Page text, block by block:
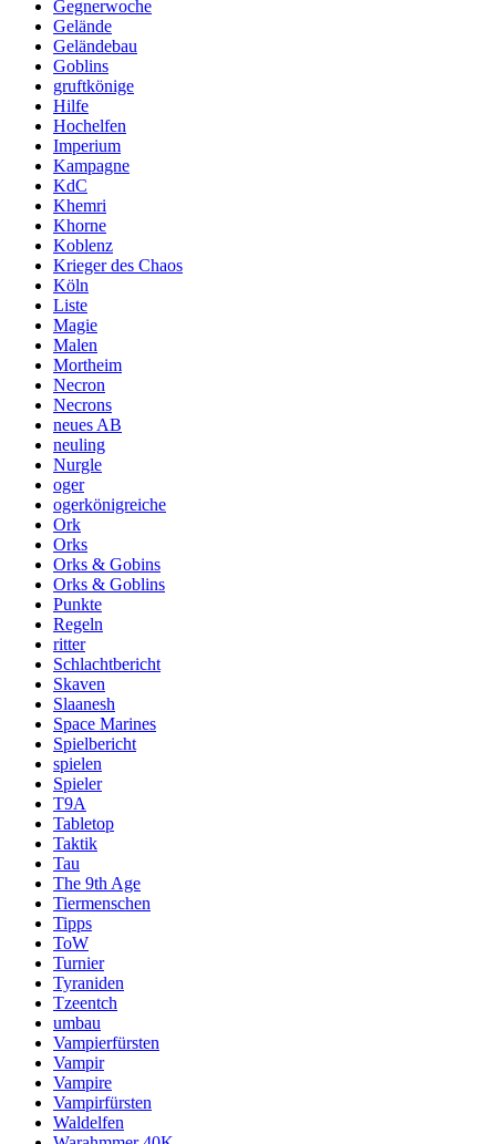
Gegnerwoche
Gelände
Geländebau
Goblins
gruftkönige
Hilfe
Hochelfen
Imperium
Kampagne
KdC
Khemri
Khorne
Koblenz
Krieger des Chaos
Köln
Liste
Magie
Malen
Mortheim
Necron
Necrons
neues AB
neuling
Nurgle
oger
ogerkönigreiche
Ork
Orks
Orks & Gobins
Orks & Goblins
Punkte
Regeln
ritter
Schlachtbericht
Skaven
Slaanesh
Space Marines
Spielbericht
spielen
Spieler
T9A
Tabletop
Taktik
Tau
The 9th Age
Tiermenschen
Tipps
ToW
Turnier
Tyraniden
Tzeentch
umbau
Vampierfürsten
Vampir
Vampire
Vampirfürsten
Waldelfen